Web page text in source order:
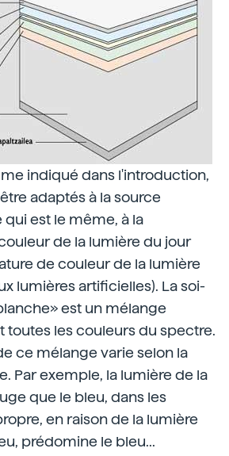
indiqué dans l'introduction,
adaptés à la source
est le même, à la
de la lumière du jour
de couleur de la lumière
lumières artificielles). La soi-
est un mélange
toutes les couleurs du spectre.
ce mélange varie selon la
Par exemple, la lumière de la
que le bleu, dans les
en raison de la lumière
prédomine le bleu...